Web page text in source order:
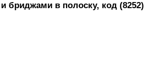
бриджами в полоску, код (8252)